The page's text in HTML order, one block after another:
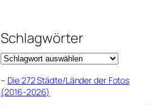
Schlagwörter
– Die 272 Städte/Länder der Fotos
(2016-2026)